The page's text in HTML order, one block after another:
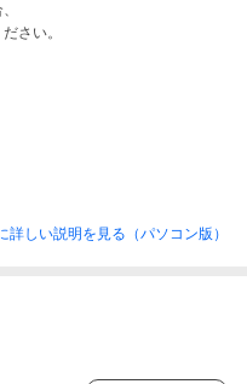
詳しい説明を見る（パソコン版）